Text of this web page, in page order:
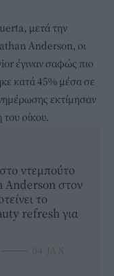
μετά την
Anderson, οι
έγιναν σαφώς πιο
κατά 45% μέσα σε
εκτίμησαν
του οίκου.
ντεμπούτο
Anderson στον
το
refresh για
⸻ 04 JAN